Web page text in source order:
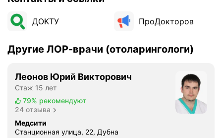
ДОКТУ ПроДокторов
Другие ЛОР-врачи (отоларингологи)
Леонов Юрий Викторович
Стаж 15 лет
79% рекомендуют
24 отзыва
Медсити
Станционная улица, 22, Дубна